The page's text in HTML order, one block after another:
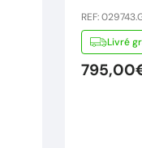
REF:
Livré